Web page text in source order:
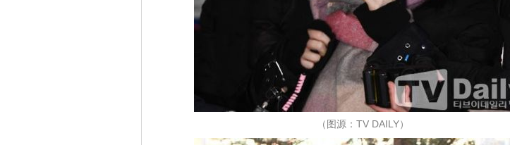
（图源：TV DAILY）